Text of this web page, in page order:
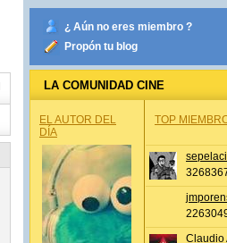
¿ Aún no eres miembro ?
Propón tu blog
LA COMUNIDAD CINE
EL AUTOR DEL
DÍA
TOP
sepelaci
Claudio